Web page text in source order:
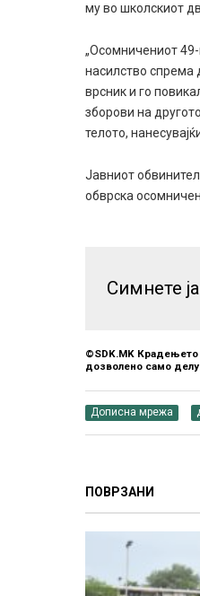
му во школскиот
„Осомничениот
насилство спрема
врсник и го
зборови на
телото,
Јавниот
обврска
Симнете
©SDK.MK Крадењето
дозволено само
Дописна мрежа
ПОВРЗАНИ